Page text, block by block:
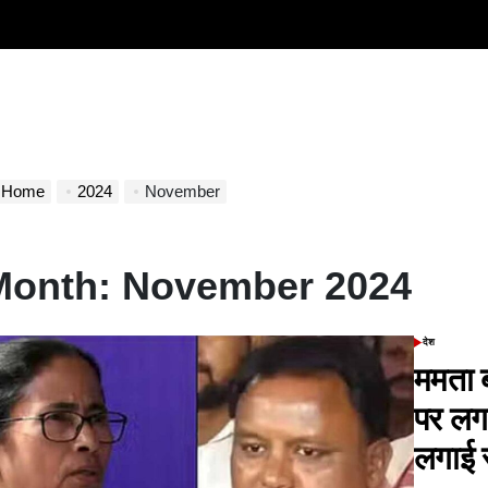
Home 2024 November
November 2024
POSTED
देश
ममता
पर
लगाई